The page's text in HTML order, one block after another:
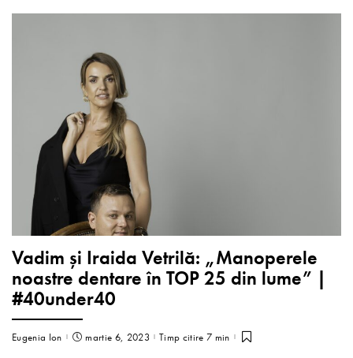
Vadim și Iraida Vetrilă: „Manoperele
noastre dentare în TOP 25 din lume” |
#40under40
Eugenia Ion martie 6, 2023 Timp citire 7 min